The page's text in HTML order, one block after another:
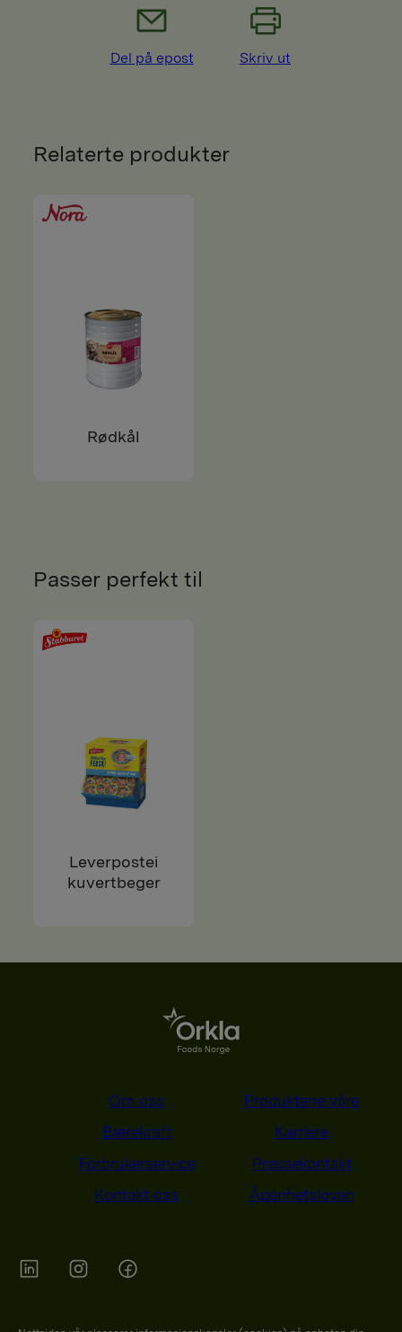
Del på epost Skriv ut
Relaterte produkter
Rødkål
Passer perfekt til
Leverpostei
kuvertbeger
Om oss
Produktene våre
Bærekraft
Karriere
Forbrukerservice
Pressekontakt
Kontakt oss
Åpenhetsloven